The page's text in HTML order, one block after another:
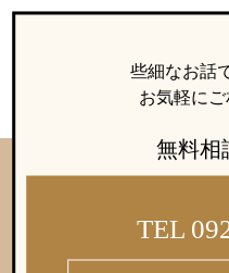
些細なお話
お気軽にご
無料相
TEL